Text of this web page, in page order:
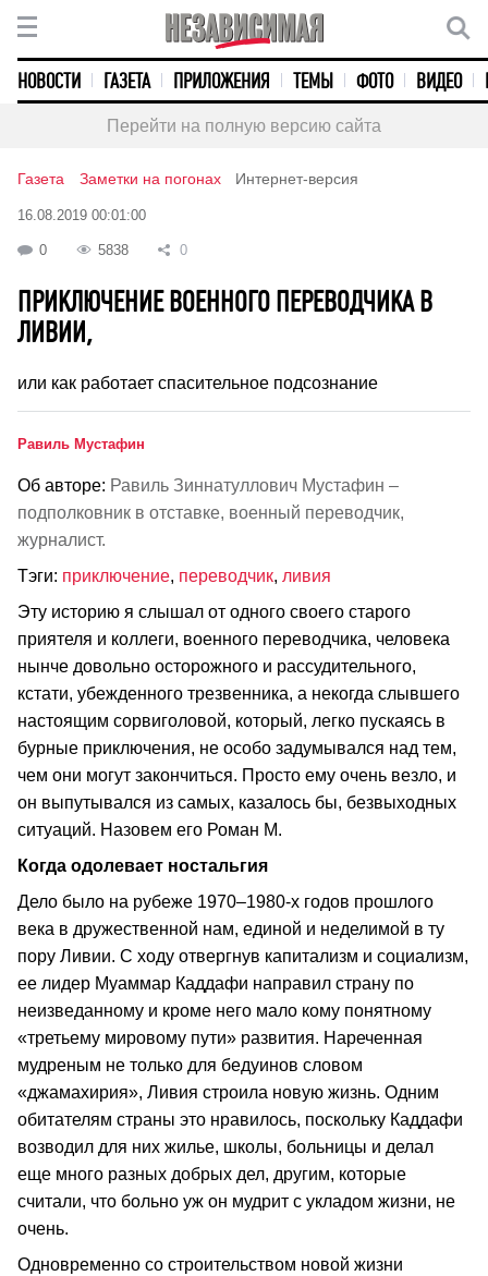
НОВОСТИ ГАЗЕТА ПРИЛОЖЕНИЯ ТЕМЫ ФОТО ВИДЕО
Перейти на полную версию сайта
Газета Заметки на погонах Интернет-версия
16.08.2019 00:01:00
0 5838 0
ПРИКЛЮЧЕНИЕ ВОЕННОГО ПЕРЕВОДЧИКА В
ЛИВИИ,
или как работает спасительное подсознание
Равиль Мустафин
Об авторе: Равиль Зиннатуллович Мустафин –
подполковник в отставке, военный переводчик,
журналист.
Тэги: приключение, переводчик, ливия
Эту историю я слышал от одного своего старого
приятеля и коллеги, военного переводчика, человека
нынче довольно осторожного и рассудительного,
кстати, убежденного трезвенника, а некогда слывшего
настоящим сорвиголовой, который, легко пускаясь в
бурные приключения, не особо задумывался над тем,
чем они могут закончиться. Просто ему очень везло, и
он выпутывался из самых, казалось бы, безвыходных
ситуаций. Назовем его Роман М.
Когда одолевает ностальгия
Дело было на рубеже 1970–1980‑х годов прошлого
века в дружественной нам, единой и неделимой в ту
пору Ливии. С ходу отвергнув капитализм и социализм,
ее лидер Муаммар Каддафи направил страну по
неизведанному и кроме него мало кому понятному
«третьему мировому пути» развития. Нареченная
мудреным не только для бедуинов словом
«джамахирия», Ливия строила новую жизнь. Одним
обитателям страны это нравилось, поскольку Каддафи
возводил для них жилье, школы, больницы и делал
еще много разных добрых дел, другим, которые
считали, что больно уж он мудрит с укладом жизни, не
очень.
Одновременно со строительством новой жизни